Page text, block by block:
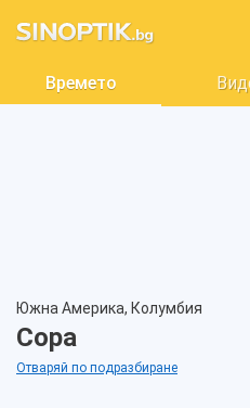
Времето
Южна Америка, Колумбия
Сора
Отваряй по подразбиране